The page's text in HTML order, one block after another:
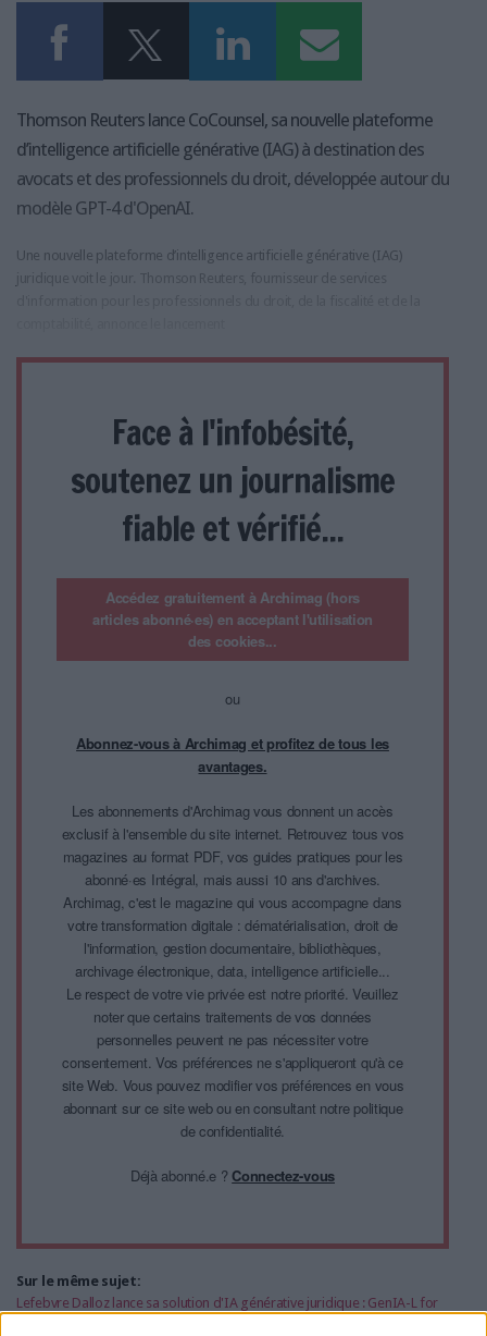
Thomson Reuters lance CoCounsel, sa nouvelle plateforme
d’intelligence artificielle générative (IAG) à destination des
avocats et des professionnels du droit, développée autour du
modèle GPT-4 d'OpenAI.
Une nouvelle plateforme d’intelligence artificielle générative (IAG)
juridique voit le jour. Thomson Reuters, fournisseur de services
Face à l'infobésité,
soutenez un journalisme
fiable et vérifié...
Accédez gratuitement à Archimag (hors
articles abonné·es) en acceptant l'utilisation
des cookies...
ou
Abonnez-vous à Archimag et profitez de tous les
avantages.
Les abonnements d'Archimag vous donnent un accès
exclusif à l'ensemble du site internet. Retrouvez tous vos
magazines au format PDF, vos guides pratiques pour les
abonné·es Intégral, mais aussi 10 ans d'archives.
Archimag, c'est le magazine qui vous accompagne dans
votre transformation digitale : dématérialisation, droit de
l'information, gestion documentaire, bibliothèques,
archivage électronique, data, intelligence artificielle...
Le respect de votre vie privée est notre priorité. Veuillez
noter que certains traitements de vos données
personnelles peuvent ne pas nécessiter votre
consentement. Vos préférences ne s'appliqueront qu'à ce
site Web. Vous pouvez modifier vos préférences en vous
abonnant sur ce site web ou en consultant notre politique
de confidentialité.
Déjà abonné.e ?Connectez-vous
Sur le même sujet:
Lefebvre Dalloz lance sa solution d'IA générative juridique : GenIA-L for